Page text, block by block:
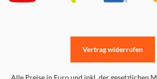
Alle Preise in Euro und inkl. der gesetzlichen
Vertrag widerrufen